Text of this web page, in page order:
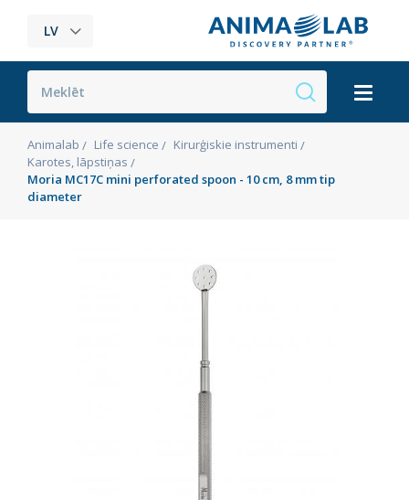
LV
Animalab Life science
Kirurģiskie instrumenti
Karotes, lāpstiņas
Moria MC17C mini perforated spoon - 10 cm, 8 mm tip
diameter